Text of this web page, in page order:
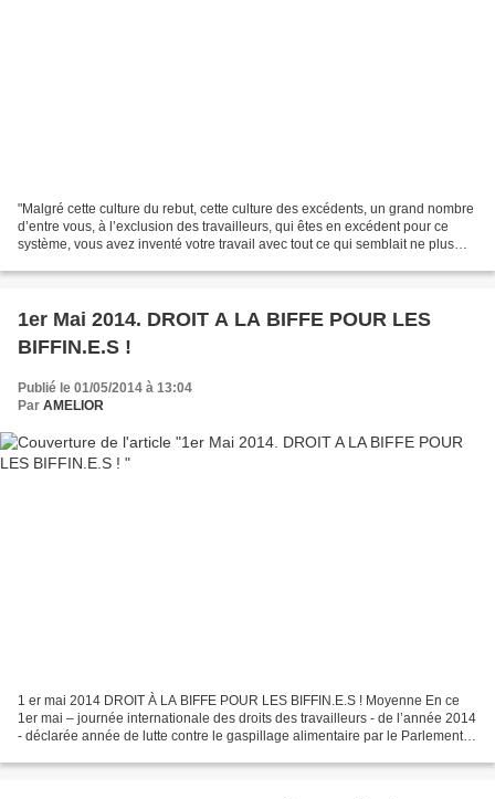
"Malgré cette culture du rebut, cette culture des excédents, un grand nombre
d’entre vous, à l’exclusion des travailleurs, qui êtes en excédent pour ce
système, vous avez inventé votre travail avec tout ce qui semblait ne plus
1er Mai 2014. DROIT A LA BIFFE POUR LES
BIFFIN.E.S !
Publié le 01/05/2014 à 13:04
Par AMELIOR
1 er mai 2014 DROIT À LA BIFFE POUR LES BIFFIN.E.S ! Moyenne En ce
1er mai – journée internationale des droits des travailleurs - de l’année 2014
- déclarée année de lutte contre le gaspillage alimentaire par le Parlement